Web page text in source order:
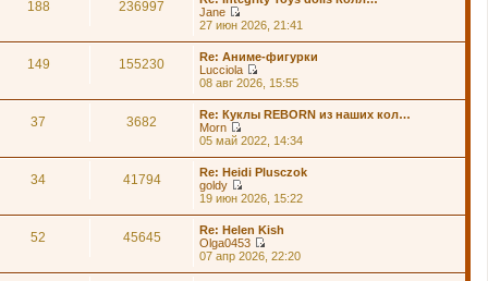
щ
и
ю
с
о
о
б
щ
и
е
д
н
е
м
у
с
о
о
щ
и
о
е
д
н
е
м
с
о
о
щ
и
ю
е
т
и
к
п
о
е
д
н
е
м
с
о
о
б
щ
188 236997
Jane
П
е
й
т
и
к
о
л
е
д
н
е
м
у
с
о
27 июн 2026, 21:41
149 155230
Re: Аниме-фигурки
Lucciola
П
е
е
т
и
к
о
л
е
д
н
е
08 авг 2026, 15:55
37 3682
Re: Куклы REBORN из наших кол…
Morn
П
е
т
и
к
п
о
05 май 2022, 14:34
34 41794
Re: Heidi Plusczok
goldy
П
е
й
т
и
19 июн 2026, 15:22
52 45645
Re: Helen Kish
Olga0453
П
е
07 апр 2026, 22:20